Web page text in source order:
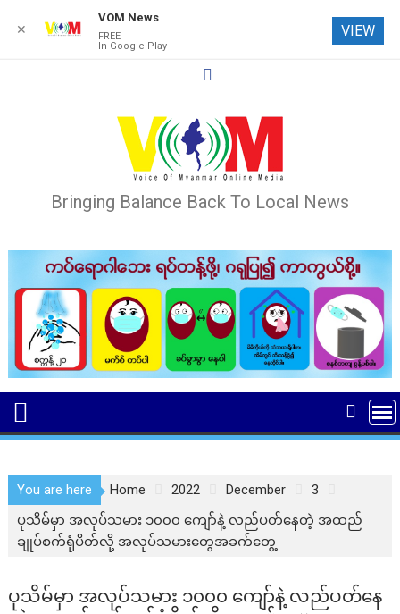
Bringing Balance Back To Local News
You are here Home 2022 December
3
ပုသိမ်မှာ အလုပ်သမား ၁၀၀၀ ကျော်နဲ့ လည်ပတ်နေတဲ့ အထည်
ချုပ်စက်ရုံပိတ်လို့ အလုပ်သမားတွေအခက်တွေ့
ပုသိမ်မှာ အလုပ်သမား ၁၀၀၀ ကျော်နဲ့ လည်ပတ်နေ
✕
VOM News
FREE
In Google Play
VIEW